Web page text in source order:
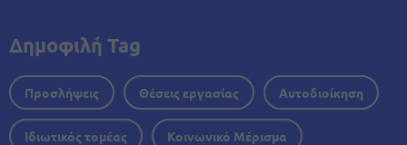
Δημοφιλή Tag
Προσλήψεις Θέσεις εργασίας Αυτοδιοίκηση
Ιδιωτικός τομέας Κοινωνικό Μέρισμα